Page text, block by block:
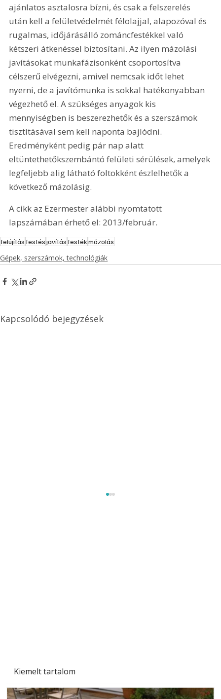
Kiemelt tartalom
ajánlatos asztalosra bízni, és csak a felszerelés
után kell a felületvédelmét félolajjal, alapozóval és
rugalmas, időjárásálló zománcfestékkel való
kétszeri átkenéssel biztosítani. Az ilyen mázolási
javításokat munkafázisonként csoportosítva
célszerű elvégezni, amivel nemcsak időt lehet
nyerni, de a javítómunka is sokkal hatékonyabban
végezhető el. A szükséges anyagok kis
mennyiségben is beszerezhetők és a szerszámok
tisztításával sem kell naponta bajlódni.
Eredményként pedig pár nap alatt
eltüntethetőkszembántó felületi sérülések, amelyek
legfeljebb alig látható foltokként észlelhetők a
következő mázolásig.
A cikk az Ezermester alábbi nyomtatott
lapszámában érhető el: 2013/február.
felújításfestésjavításfestékmázolás
Gépek, szerszámok, technológiák
Kapcsolódó bejegyzések